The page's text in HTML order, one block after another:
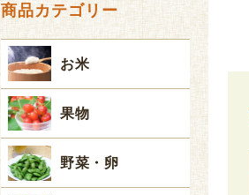
商品カテゴリー
お米
果物
野菜・卵